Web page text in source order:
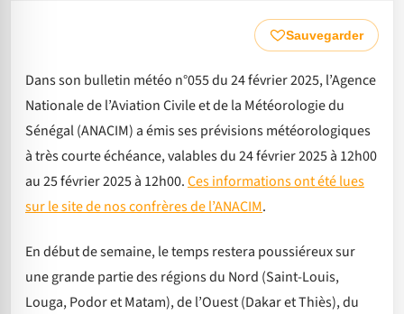
Sauvegarder
Dans son bulletin météo n°055 du 24 février 2025, l’Agence
Nationale de l’Aviation Civile et de la Météorologie du
Sénégal (ANACIM) a émis ses prévisions météorologiques
à très courte échéance, valables du 24 février 2025 à 12h00
au 25 février 2025 à 12h00.Ces informations ont été lues
sur le site de nos confrères de l’ANACIM.
En début de semaine, le temps restera poussiéreux sur
une grande partie des régions du Nord (Saint-Louis,
Louga, Podor et Matam), de l’Ouest (Dakar et Thiès), du